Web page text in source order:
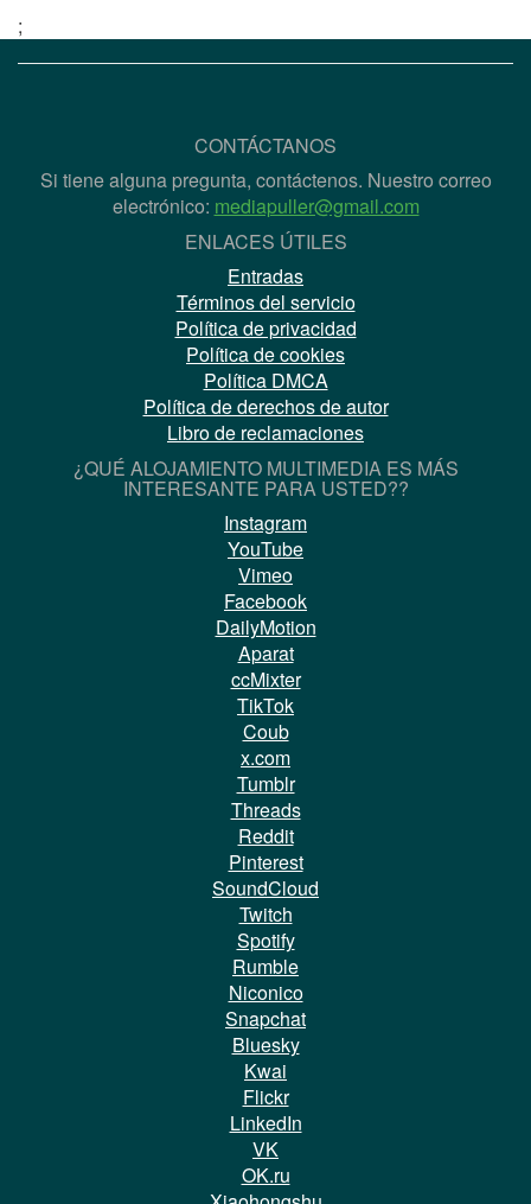
;
CONTÁCTANOS
Si tiene alguna pregunta, contáctenos. Nuestro correo
electrónico: mediapuller@gmail.com
ENLACES ÚTILES
Entradas
Términos del servicio
Política de privacidad
Política de cookies
Política DMCA
Política de derechos de autor
Libro de reclamaciones
¿QUÉ ALOJAMIENTO MULTIMEDIA ES MÁS
INTERESANTE PARA USTED??
Instagram
YouTube
Vimeo
Facebook
DailyMotion
Aparat
ccMixter
TikTok
Coub
x.com
Tumblr
Threads
Reddit
Pinterest
SoundCloud
Twitch
Spotify
Rumble
Niconico
Snapchat
Bluesky
Kwai
Flickr
LinkedIn
VK
OK.ru